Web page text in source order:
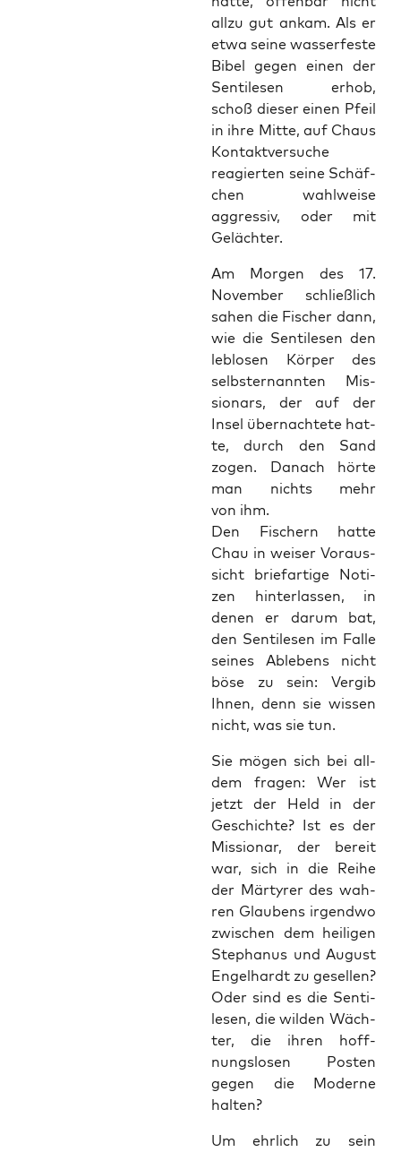
all­zu gut ankam. Als er
etwa sei­ne was­ser­fes­te
Bibel gegen einen der
Sen­ti­le­sen erhob,
schoß die­ser einen Pfeil
in ihre Mit­te, auf Chaus
Kon­takt­ver­su­che
reagier­ten sei­ne Schäf­
chen wahl­wei­se
aggres­siv, oder mit
Gelächter.
Am Mor­gen des 17.
Novem­ber schließ­lich
sahen die Fischer dann,
wie die Sen­ti­le­sen den
leb­lo­sen Kör­per des
selbst­er­nann­ten Mis­
sio­nars, der auf der
Insel über­nach­te­te hat­
te, durch den Sand
zogen. Danach hör­te
man nichts mehr
von ihm.
Den Fischern hat­te
Chau in wei­ser Vor­aus­
sicht brief­ar­ti­ge Noti­
zen hin­ter­las­sen, in
denen er dar­um bat,
den Sen­ti­le­sen im Fal­le
sei­nes Able­bens nicht
böse zu sein: Ver­gib
Ihnen, denn sie wis­sen
nicht, was sie tun.
Sie mögen sich bei all­
dem fra­gen: Wer ist
jetzt der Held in der
Geschich­te? Ist es der
Mis­sio­nar, der bereit
war, sich in die Rei­he
der Mär­ty­rer des wah­
ren Glau­bens irgend­wo
zwi­schen dem hei­li­gen
Ste­pha­nus und August
Engel­hardt zu gesel­len?
Oder sind es die Sen­ti­
le­sen, die wil­den Wäch­
ter, die ihren hoff­
nungs­lo­sen Pos­ten
gegen die Moder­ne
halten?
Um ehr­lich zu sein